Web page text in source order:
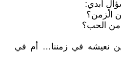
أبدي:
الزمن؟
من الحب؟
نعيشه في زمننا… أم في